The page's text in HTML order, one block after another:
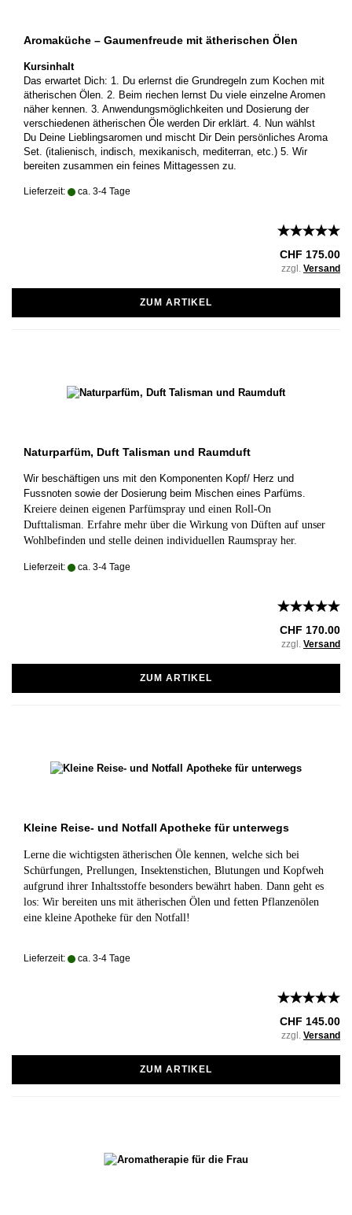
Aromaküche – Gaumenfreude mit ätherischen Ölen
Kursinhalt
Das erwartet Dich: 1. Du erlernst die Grundregeln zum Kochen mit
ätherischen Ölen. 2. Beim riechen lernst Du viele einzelne Aromen
näher kennen. 3. Anwendungsmöglichkeiten und Dosierung der
verschiedenen ätherischen Öle werden Dir erklärt. 4. Nun wählst
Du Deine Lieblingsaromen und mischt Dir Dein persönliches Aroma
Set. (italienisch, indisch, mexikanisch, mediterran, etc.) 5. Wir
bereiten zusammen ein feines Mittagessen zu.
Lieferzeit: ca. 3-4 Tage
CHF 175.00
zzgl. Versand
ZUM ARTIKEL
Naturparfüm, Duft Talisman und Raumduft
Wir beschäftigen uns mit den Komponenten Kopf/ Herz und
Fussnoten sowie der Dosierung beim Mischen eines Parfüms.
Kreiere deinen eigenen Parfümspray und einen Roll-On
Dufttalisman. Erfahre mehr über die Wirkung von Düften auf unser
Wohlbefinden und stelle deinen individuellen Raumspray her.
Lieferzeit: ca. 3-4 Tage
CHF 170.00
zzgl. Versand
ZUM ARTIKEL
Kleine Reise- und Notfall Apotheke für unterwegs
Lerne die wichtigsten ätherischen Öle kennen, welche sich bei
Schürfungen, Prellungen, Insektenstichen, Blutungen und Kopfweh
aufgrund ihrer Inhaltsstoffe besonders bewährt haben. Dann geht es
los: Wir bereiten uns mit ätherischen Ölen und fetten Pflanzenölen
eine kleine Apotheke für den Notfall!
Lieferzeit: ca. 3-4 Tage
CHF 145.00
zzgl. Versand
ZUM ARTIKEL